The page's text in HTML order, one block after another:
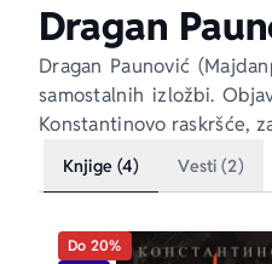
Dragan
Dragan Paunović
samostalnih izložbi.
Konstantinovo raskršće,
Knjige (4) Vesti (2)
Do 20%